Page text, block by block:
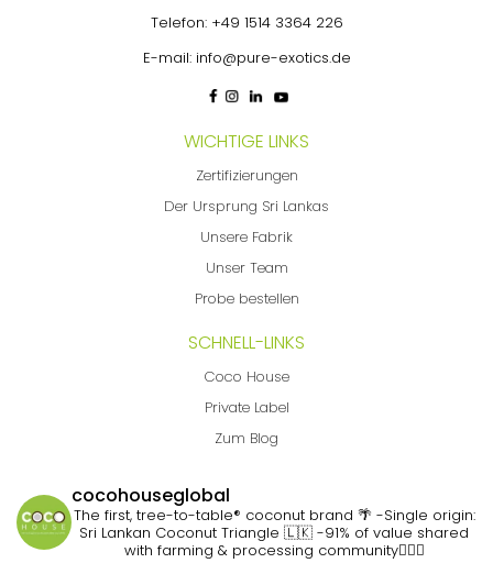
Telefon: +49 1514 3364 226
E-mail: info@pure-exotics.de
WICHTIGE LINKS
Zertifizierungen
Der Ursprung Sri Lankas
Unsere Fabrik
Unser Team
Probe bestellen
SCHNELL-LINKS
Coco House
Private Label
Zum Blog
cocohouseglobal
The first, tree-to-table® coconut brand 🌴 -Single origin:
Sri Lankan Coconut Triangle 🇱🇰 -91% of value shared
with farming & processing community👷🏽‍♀️